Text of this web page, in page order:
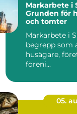
Markarbete i
Grunden för
och tomter
Markarbete i
begrepp som
husägare,
föreni...
05.